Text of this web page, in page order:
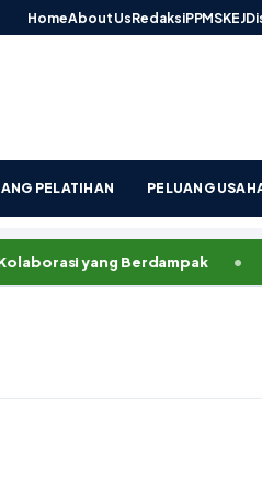
HomeAbout UsRedaksiPPMSKEJ
PELATIHAN PELUANG
yang Berdampak